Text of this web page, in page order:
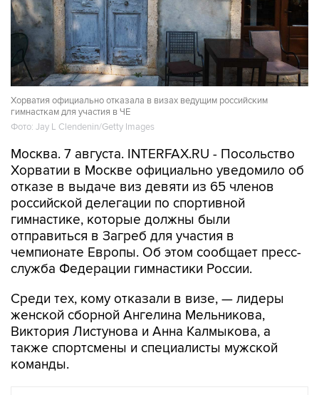
Хорватия официально отказала в визах ведущим российским
гимнасткам для участия в ЧЕ
Фото: Jay L Clendenin/Getty Images
Москва. 7 августа. INTERFAX.RU - Посольство
Хорватии в Москве официально уведомило об
отказе в выдаче виз девяти из 65 членов
российской делегации по спортивной
гимнастике, которые должны были
отправиться в Загреб для участия в
чемпионате Европы. Об этом сообщает пресс-
служба Федерации гимнастики России.
Среди тех, кому отказали в визе, — лидеры
женской сборной Ангелина Мельникова,
Виктория Листунова и Анна Калмыкова, а
также спортсмены и специалисты мужской
команды.